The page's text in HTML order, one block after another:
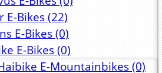
E-Bikes(22)
E-Bikes(0)
E-Bikes(0)
E-Mountainbikes(0)